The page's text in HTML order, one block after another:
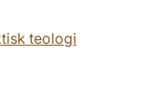
teologi